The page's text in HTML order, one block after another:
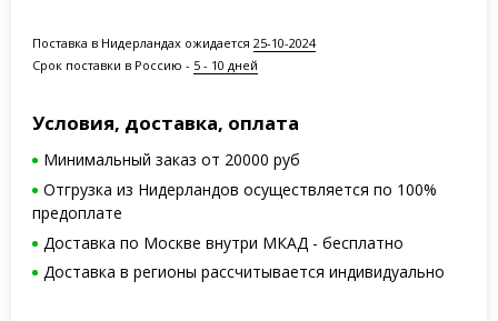
Поставка в Нидерландах ожидается25-10-2024
Срок поставки в Россию - 5 - 10 дней
Условия, доставка, оплата
Минимальный заказ от 20000 руб
Отгрузка из Нидерландов осуществляется по 100%
предоплате
Доставка по Москве внутри МКАД - бесплатно
Доставка в регионы рассчитывается индивидуально